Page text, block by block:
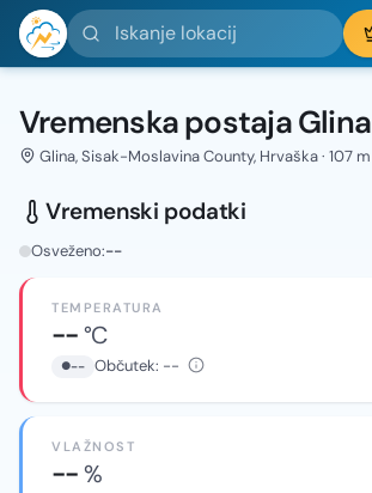
Iskanje lokacij
Vremenska postaja Glina
Glina, Sisak-Moslavina County, Hrvaška · 107 m
Vremenski podatki
Osveženo:--
TEMPERATURA
--°C
-- Občutek: --
VLAŽNOST
--%